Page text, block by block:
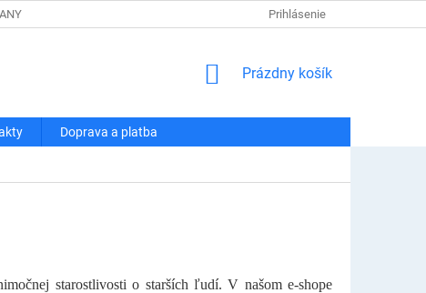
OSOBNÝCH ÚDAJOV DOPRAVA A PLATBA REKLAMÁCIA A
Prihlásenie
NÁKUPNÝ
Prázdny košík
Doprava a platba
starostlivosti o starších ľudí. V našom e-shope